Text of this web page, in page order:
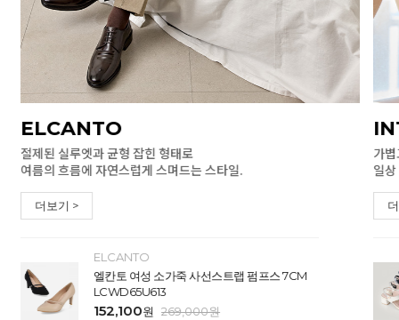
ELCANTO
절제된 실루엣과 균형 잡힌 형태로
여름의 흐름에 자연스럽게 스며드는 스타일.
더보기 >
ELCANTO
엘칸토 여성 소가죽 사선스트랩 펌프스 7CM
LCWD65U613
152,100원 269,000원
가
일